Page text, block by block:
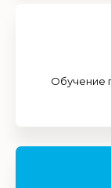
Обучение